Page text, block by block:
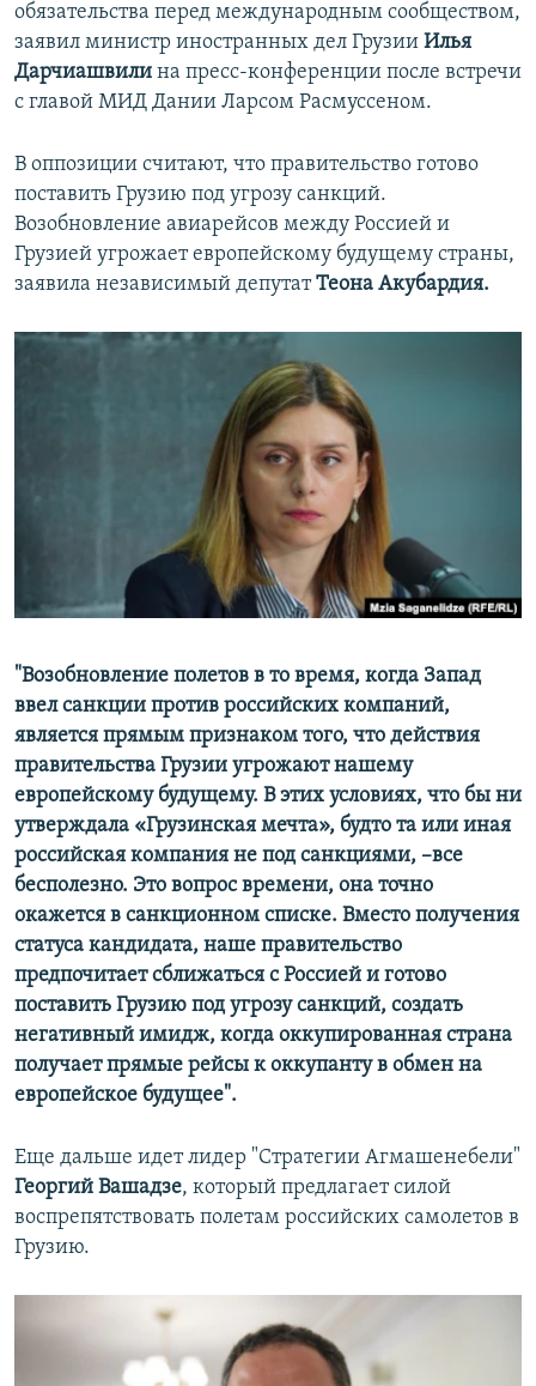
обязательства перед международным сообществом,
заявил министр иностранных дел Грузии Илья
Дарчиашвили на пресс-конференции после встречи
с главой МИД Дании Ларсом Расмуссеном.
В оппозиции считают, что правительство готово
поставить Грузию под угрозу санкций.
Возобновление авиарейсов между Россией и
Грузией угрожает европейскому будущему страны,
заявила независимый депутатТеона Акубардия.
"Возобновление полетов в то время, когда Запад
ввел санкции против российских компаний,
является прямым признаком того, что действия
правительства Грузии угрожают нашему
европейскому будущему. В этих условиях, что бы ни
утверждала «Грузинская мечта», будто та или иная
российская компания не под санкциями, –все
бесполезно. Это вопрос времени, она точно
окажется в санкционном списке. Вместо получения
статуса кандидата, наше правительство
предпочитает сближаться с Россией и готово
поставить Грузию под угрозу санкций, создать
негативный имидж, когда оккупированная страна
получает прямые рейсы к оккупанту в обмен на
европейское будущее".
Еще дальше идет лидер "Стратегии Агмашенебели"
Георгий Вашадзе, который предлагает силой
воспрепятствовать полетам российских самолетов в
Грузию.